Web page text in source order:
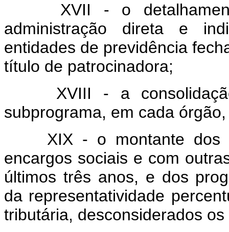
XVII - o
administração direta e
entidades de previdência
título de patrocinadora;
XVIII - a
subprograma, em cada
XIX - o montante dos
encargos sociais e com
últimos três anos, e dos
da representatividade
tributária, desconsiderados